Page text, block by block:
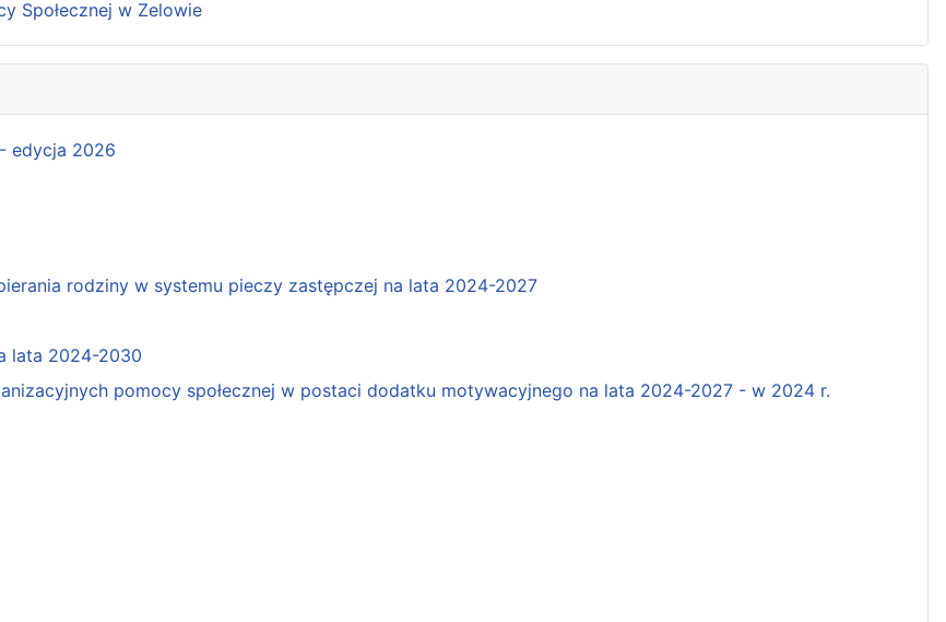
Społecznej w Zelowie
edycja 2026
rodziny w systemu pieczy zastępczej na lata 2024-2027
lata 2024-2030
pomocy społecznej w postaci dodatku motywacyjnego na lata 2024-2027 - w 2024 r.